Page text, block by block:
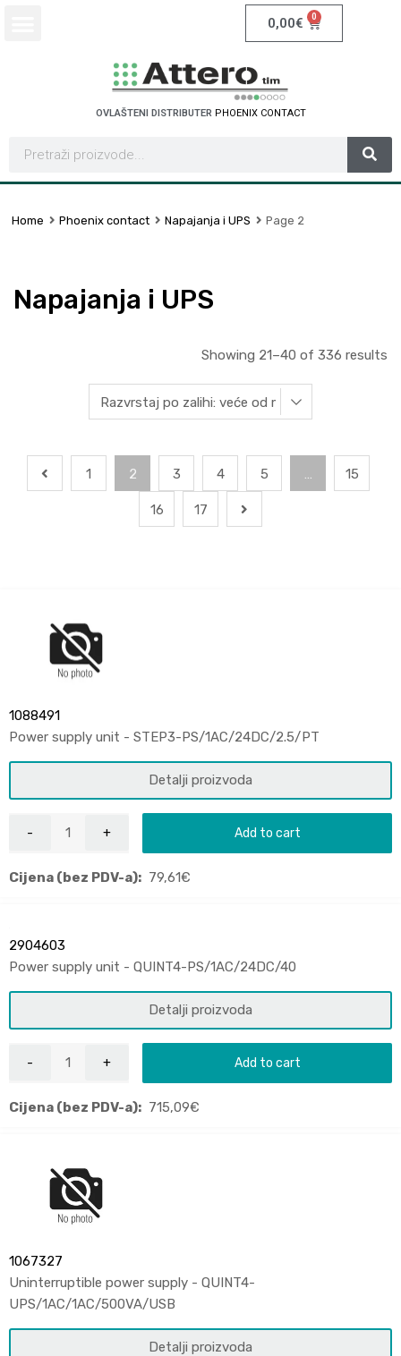
0,00€ 0
OVLAŠTENI DISTRIBUTER SCHN E
H E NIX CONTACT
Home Phoenix contact Napajanja i UPS Page 2
Napajanja i UPS
Showing 21–40 of 336 results
1 2 3 4 5 … 15
16 17
1088491
Power supply unit - STEP3-PS/1AC/24DC/2.5/PT
Detalji proizvoda
Add to cart
Cijena (bez PDV-a): 79,61€
2904603
Power supply unit - QUINT4-PS/1AC/24DC/40
Detalji proizvoda
Add to cart
Cijena (bez PDV-a): 715,09€
1067327
Uninterruptible power supply - QUINT4-
UPS/1AC/1AC/500VA/USB
Detalji proizvoda